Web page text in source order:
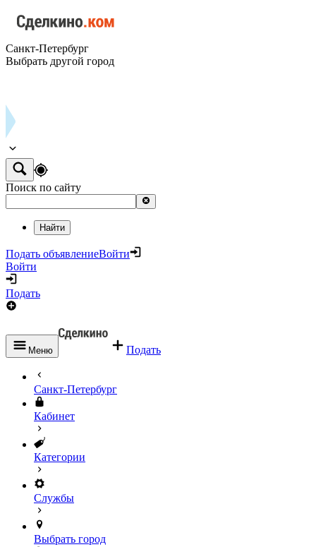
Санкт-Петербург
Выбрать другой город
Поиск по сайту
Найти
Подать объявлениеВойти
Войти
Подать
Меню Подать
Санкт-Петербург
Кабинет
Категории
Службы
Выбрать город